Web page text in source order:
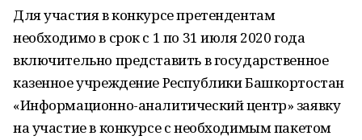
Для участия в конкурсе претендентам
необходимо в срок с 1 по 31 июля 2020 года
включительно представить в государственное
казенное учреждение Республики Башкортостан
«Информационно-аналитический центр» заявку
на участие в конкурсе с необходимым пакетом